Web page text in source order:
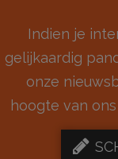
Indien je
gelijkaardig
onze
hoogte van ons